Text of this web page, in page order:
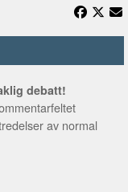
debatt!
av normal